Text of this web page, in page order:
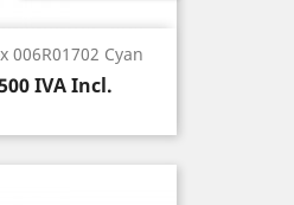
006R01702 Cyan
IVA Incl.